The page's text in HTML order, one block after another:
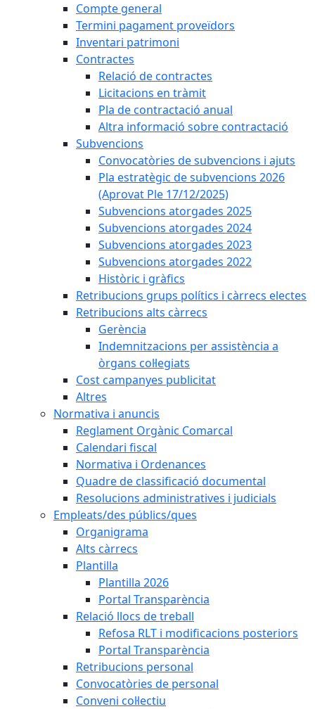
Compte general
Termini pagament proveïdors
Inventari patrimoni
Contractes
Relació de contractes
Licitacions en tràmit
Pla de contractació anual
Altra informació sobre contractació
Subvencions
Convocatòries de subvencions i ajuts
Pla estratègic de subvencions 2026
(Aprovat Ple 17/12/2025)
Subvencions atorgades 2025
Subvencions atorgades 2024
Subvencions atorgades 2023
Subvencions atorgades 2022
Històric i gràfics
Retribucions grups polítics i càrrecs electes
Retribucions alts càrrecs
Gerència
Indemnitzacions per assistència a
òrgans col·legiats
Cost campanyes publicitat
Altres
Normativa i anuncis
Reglament Orgànic Comarcal
Calendari fiscal
Normativa i Ordenances
Quadre de classificació documental
Resolucions administratives i judicials
Empleats/des públics/ques
Organigrama
Alts càrrecs
Plantilla
Plantilla 2026
Portal Transparència
Relació llocs de treball
Refosa RLT i modificacions posteriors
Portal Transparència
Retribucions personal
Convocatòries de personal
Conveni col·lectiu